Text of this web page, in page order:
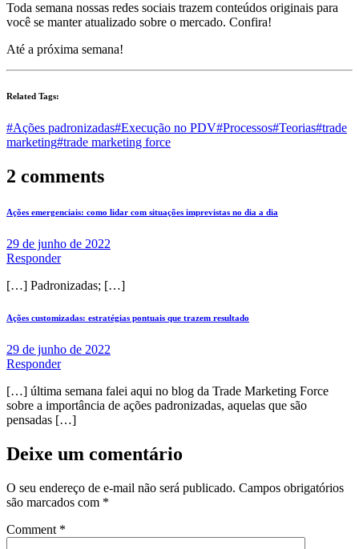
Toda semana nossas redes sociais trazem conteúdos originais para
você se manter atualizado sobre o mercado. Confira!
Até a próxima semana!
Related Tags:
#Ações padronizadas#Execução no PDV#Processos#Teorias#trade
marketing#trade marketing force
2 comments
Ações emergenciais: como lidar com situações imprevistas no dia a dia
29 de junho de 2022
Responder
[…] Padronizadas; […]
Ações customizadas: estratégias pontuais que trazem resultado
29 de junho de 2022
Responder
[…] última semana falei aqui no blog da Trade Marketing Force
sobre a importância de ações padronizadas, aquelas que são
pensadas […]
Deixe um comentário
O seu endereço de e-mail não será publicado. Campos obrigatórios
são marcados com *
Comment *